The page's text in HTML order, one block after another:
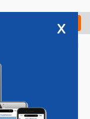
Check in
x